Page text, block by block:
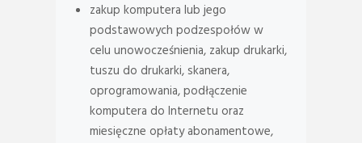
zakup komputera lub jego
podstawowych podzespołów w
celu unowocześnienia, zakup drukarki,
tuszu do drukarki, skanera,
oprogramowania, podłączenie
komputera do Internetu oraz
miesięczne opłaty abonamentowe,